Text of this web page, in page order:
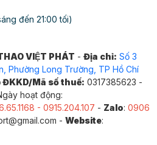
Mỹ Cao
tính năng, cụm tay vai, đi bộ
vật liệu cao cấp và quy trình
phẩm có khả năng chịu
tiết, đảm bảo tuổi thọ lâu
đến 21:00 tối)
VIỆT PHÁT - Địa chỉ: Số 3
Phường Long Trường, TP Hồ Chí
ĐKKD/Mã số thuế: 0317385623 -
hoạt động:
- 0915.204.107 - Zalo: 0906
- Website: